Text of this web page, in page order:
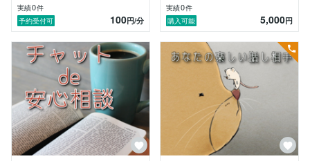
実績0件
予約受付可
100円/分
実績0件
購入可能
5,000円